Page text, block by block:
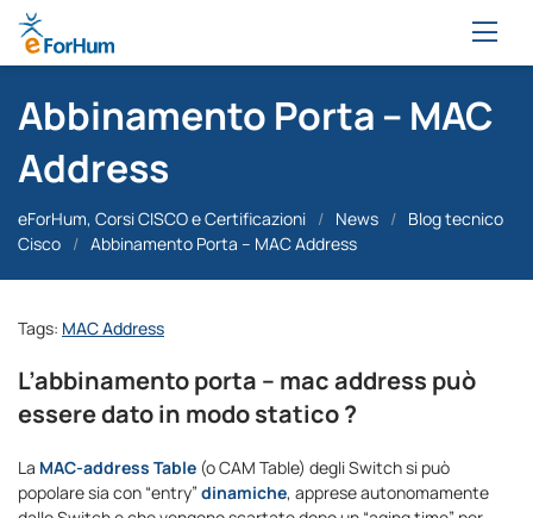
Abbinamento Porta – MAC
Address
eForHum, Corsi CISCO e Certificazioni / News / Blog tecnico
Cisco / Abbinamento Porta – MAC Address
Tags: MAC Address
L’abbinamento porta – mac address può
essere dato in modo statico ?
La MAC-address Table (o CAM Table) degli Switch si può
popolare sia con “entry” dinamiche, apprese autonomamente